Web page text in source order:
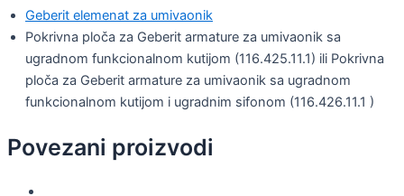
Geberit elemenat za umivaonik
Pokrivna ploča za Geberit armature za umivaonik sa
ugradnom funkcionalnom kutijom (116.425.11.1) ili Pokrivna
ploča za Geberit armature za umivaonik sa ugradnom
funkcionalnom kutijom i ugradnim sifonom (116.426.11.1 )
Povezani proizvodi